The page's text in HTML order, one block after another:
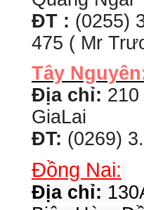
ĐT : (0255)
475 ( Mr
Tây
Địa chỉ:
GiaLai
ĐT: (0269)
Đồng Nai:
Địa chỉ: